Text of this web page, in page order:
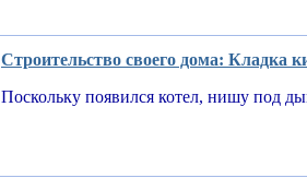
Строительство своего дома: Кладка
Поскольку появился котел, нишу под